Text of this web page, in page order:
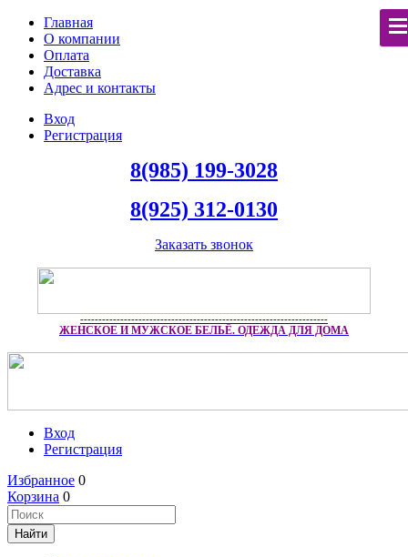
Главная
О компании
Оплата
Доставка
Адрес и контакты
Вход
Регистрация
8(985) 199-3028
8(925) 312-0130
Заказать звонок
--------------------------------------------------------------------
ЖЕНСКОЕ И МУЖСКОЕ БЕЛЬЁ. ОДЕЖДА ДЛЯ ДОМА
Вход
Регистрация
Избранное 0
Корзина 0